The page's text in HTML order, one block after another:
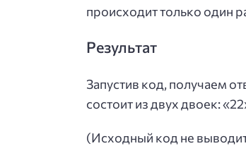
происходит только один
Результат
Запустив код, получаем
состоит из двух двоек:
(Исходный код не